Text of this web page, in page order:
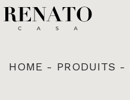
Français
English
HOME - PRODUITS -